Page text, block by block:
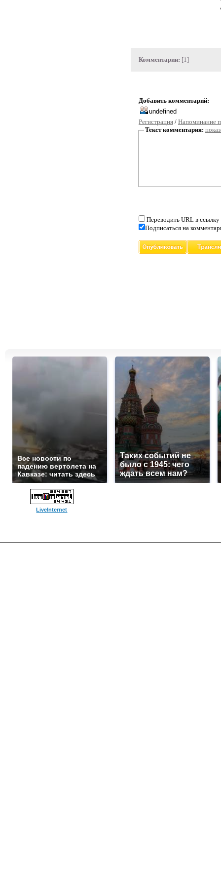
Комментарии: [1]
Добавить комментарий:
Регистрация / Напоминание
Текст комментария:
Переводить URL в ссылку
Подписаться на
Все новости по
падению вертолета на
Кавказе: читать здесь
Таких событий не
было с 1945: чего
ждать всем нам?
LiveInternet